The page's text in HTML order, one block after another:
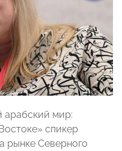
арабский мир:
спикер
рынке Северного